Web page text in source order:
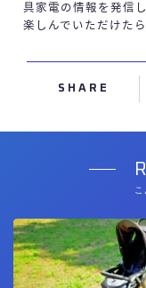
具家電の情報を発信
楽しんでいただけた
SHARE